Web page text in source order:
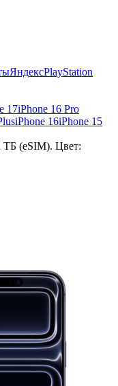
ЯндексPlayStation
17iPhone 16 Pro
iPhone 16iPhone 15
ТБ (eSIM). Цвет: